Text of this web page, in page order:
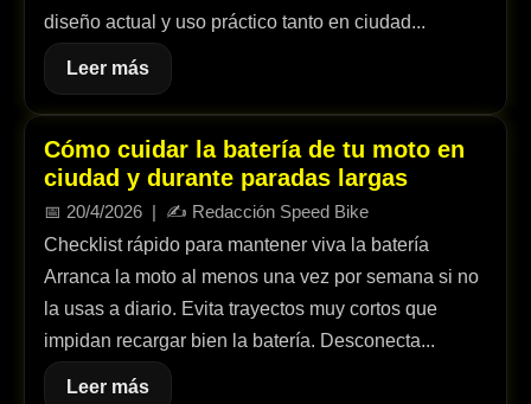
diseño actual y uso práctico tanto en ciudad...
Leer más
Cómo cuidar la batería de tu moto en
ciudad y durante paradas largas
📅 20/4/2026 | ✍️ Redacción Speed Bike
Checklist rápido para mantener viva la batería
Arranca la moto al menos una vez por semana si no
la usas a diario. Evita trayectos muy cortos que
impidan recargar bien la batería. Desconecta...
Leer más